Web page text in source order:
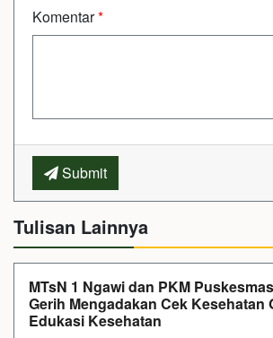
Komentar*
Submit
Tulisan Lainnya
MTsN 1 Ngawi dan PKM
Gerih Mengadakan Cek Kesehatan
Edukasi Kesehatan